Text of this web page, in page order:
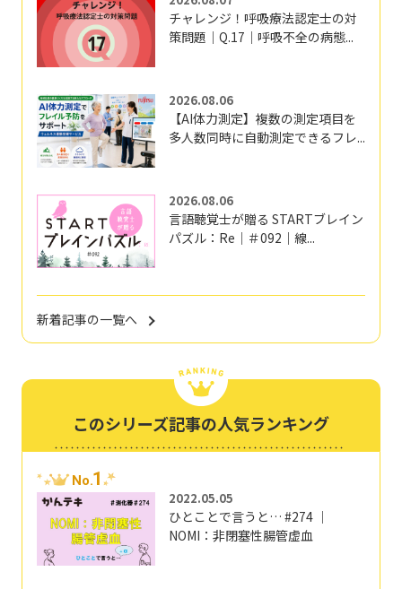
チャレンジ！呼吸療法認定士の対
策問題｜Q.17｜呼吸不全の病態...
2026.08.06
【AI体力測定】複数の測定項目を
多人数同時に自動測定できるフレ...
2026.08.06
言語聴覚士が贈る STARTブレイン
パズル：Re｜＃092｜線...
新着記事の一覧へ
このシリーズ記事の人気ランキング
No.1
2022.05.05
ひとことで言うと… #274 ｜
NOMI：非閉塞性腸管虚血